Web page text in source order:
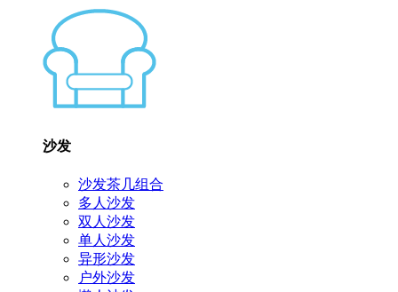
沙发
沙发茶几组合
多人沙发
双人沙发
单人沙发
异形沙发
户外沙发